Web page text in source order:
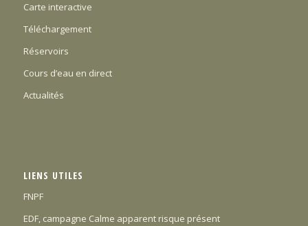
Carte interactive
Téléchargement
Réservoirs
Cours d’eau en direct
Actualités
LIENS UTILES
FNPF
EDF, campagne Calme apparent risque présent